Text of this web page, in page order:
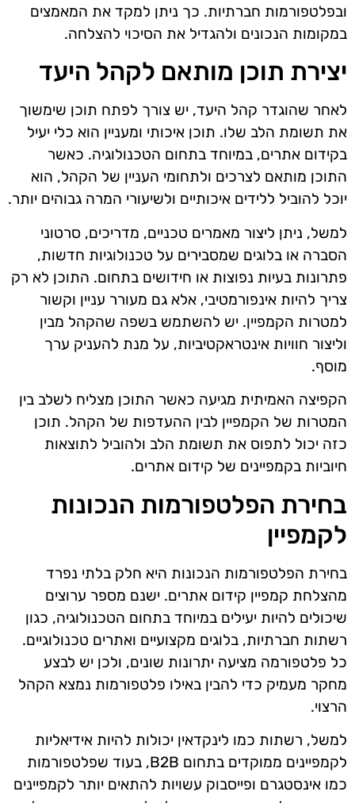
ובפלטפורמות חברתיות. כך ניתן למקד את המאמצים
במקומות הנכונים ולהגדיל את הסיכוי להצלחה.
יצירת תוכן מותאם לקהל היעד
לאחר שהוגדר קהל היעד, יש צורך לפתח תוכן שימשוך
את תשומת הלב שלו. תוכן איכותי ומעניין הוא כלי יעיל
בקידום אתרים, במיוחד בתחום הטכנולוגיה. כאשר
התוכן מותאם לצרכים ולתחומי העניין של הקהל, הוא
יוכל להוביל ללידים איכותיים ולשיעורי המרה גבוהים יותר.
למשל, ניתן ליצור מאמרים טכניים, מדריכים, סרטוני
הסברה או בלוגים שמסבירים על טכנולוגיות חדשות,
פתרונות בעיות נפוצות או חידושים בתחום. התוכן לא רק
צריך להיות אינפורמטיבי, אלא גם מעורר עניין וקשור
למטרות הקמפיין. יש להשתמש בשפה שהקהל מבין
וליצור חוויות אינטראקטיביות, על מנת להעניק ערך
מוסף.
הקפיצה האמיתית מגיעה כאשר התוכן מצליח לשלב בין
המטרות של הקמפיין לבין ההעדפות של הקהל. תוכן
כזה יכול לתפוס את תשומת הלב ולהוביל לתוצאות
חיוביות בקמפיינים של קידום אתרים.
בחירת הפלטפורמות הנכונות
לקמפיין
בחירת הפלטפורמות הנכונות היא חלק בלתי נפרד
מהצלחת קמפיין קידום אתרים. ישנם מספר ערוצים
שיכולים להיות יעילים במיוחד בתחום הטכנולוגיה, כגון
רשתות חברתיות, בלוגים מקצועיים ואתרים טכנולוגיים.
כל פלטפורמה מציעה יתרונות שונים, ולכן יש לבצע
מחקר מעמיק כדי להבין באילו פלטפורמות נמצא הקהל
הרצוי.
למשל, רשתות כמו לינקדאין יכולות להיות אידיאליות
לקמפיינים ממוקדים בתחום B2B, בעוד שפלטפורמות
כמו אינסטגרם ופייסבוק עשויות להתאים יותר לקמפיינים